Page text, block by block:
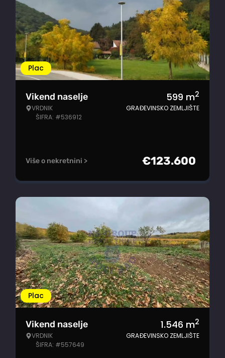
Plac
Vikend naselje
VRDNIK
ŠIFRA: #536912
599 m2
GRAĐEVINSKO ZEMLJIŠTE
Više o nekretnini > €123.600
Plac
Vikend naselje
VRDNIK
ŠIFRA: #557649
1.546 m2
GRAĐEVINSKO ZEMLJIŠTE